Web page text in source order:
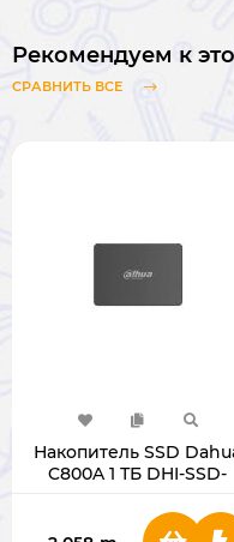
Рекомендуем к
СРАВНИТЬ ВСЕ
Накопитель SSD
C800A 1 ТБ DHI-SSD-